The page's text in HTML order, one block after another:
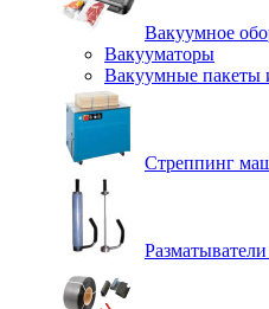
Вакуумное
Вакууматоры
Вакуумные пакеты
Стреппинг